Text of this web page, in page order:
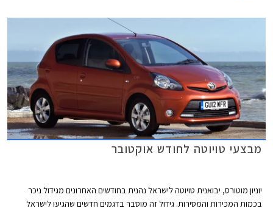
מבצעי טויוטה לחודש אוקטובר
יוניון מוטורס, יבואנית טויוטה לישראל נהנית בחודשים האחרונים מגידול ניכר
בכמות המכירות והמסירות. גידול זה מוסבר בדגמים חדשים שהגיעו לישראל